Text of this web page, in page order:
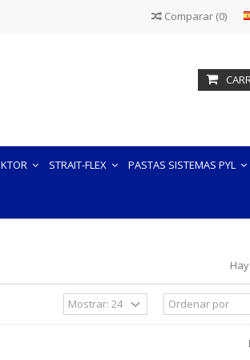
Las Cookies pueden utilizarse para
y de la forma en que utilice su equipo.
Comparar (0)
STRAIT-FLEX PASTAS SISTEMAS PYL